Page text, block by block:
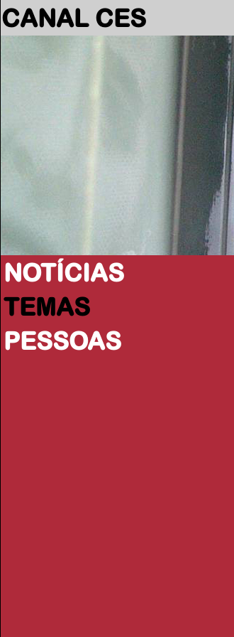
CANAL CES
NOTÍCIAS
TEMAS
PESSOAS